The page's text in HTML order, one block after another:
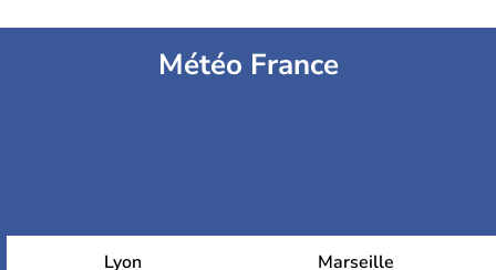
Météo France
Lyon Marseille